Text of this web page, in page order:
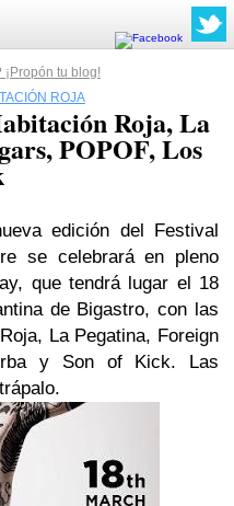
tu blog!
ROJA
Roja, La
POPOF, Los
edición del Festival
se celebrará en pleno
que tendrá lugar el 18
de Bigastro, con las
La Pegatina, Foreign
y Son of Kick. Las